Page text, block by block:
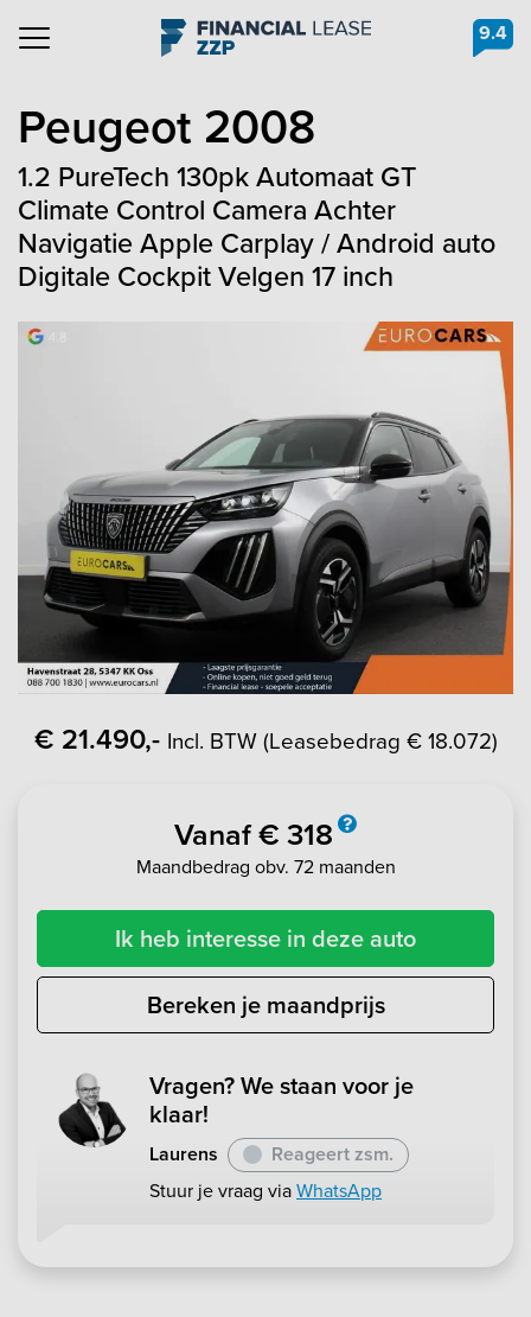
Navigation 9.4
Peugeot 2008
1.2 PureTech 130pk Automaat GT
Climate Control Camera Achter
Navigatie Apple Carplay / Android auto
Digitale Cockpit Velgen 17 inch
€ 21.490,- Incl. BTW (Leasebedrag € 18.072)
Vanaf € 318
Maandbedrag obv. 72 maanden
Ik heb interesse in deze auto
Bereken je maandprijs
Vragen? We staan voor je
klaar!
Laurens
Reageert zsm.
Stuur je vraag viaWhatsApp